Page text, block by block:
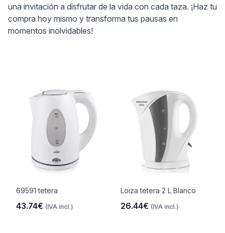
una invitación a disfrutar de la vida con cada taza. ¡Haz tu
compra hoy mismo y transforma tus pausas en
momentos inolvidables!
69591 tetera
43.74€ (IVA incl.)
Loiza tetera 2 L Blanco
26.44€ (IVA incl.)